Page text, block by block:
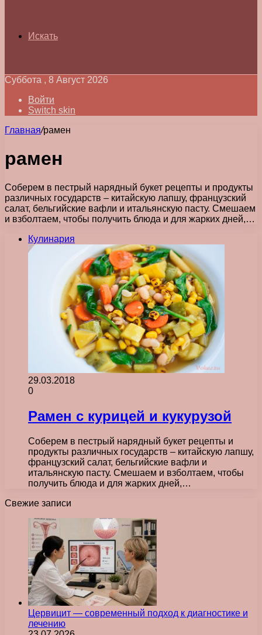
Искать
Суббота , 8 Август 2026
Войти
Switch skin
Главная/рамен
рамен
Соберем в пестрый нарядный букет рецепты и продукты
различных государств – китайскую лапшу, французский
салат, бельгийские вафли и итальянскую пасту. Смешаем
и взболтаем, чтобы получить блюда и для жарких дней,…
Кулинария
29.03.2018
0
Рамен с курицей и кукурузой
Соберем в пестрый нарядный букет рецепты и
продукты различных государств – китайскую лапшу,
французский салат, бельгийские вафли и
итальянскую пасту. Смешаем и взболтаем, чтобы
получить блюда и для жарких дней,…
Свежие записи
Цервицит — современный подход к диагностике и
лечению